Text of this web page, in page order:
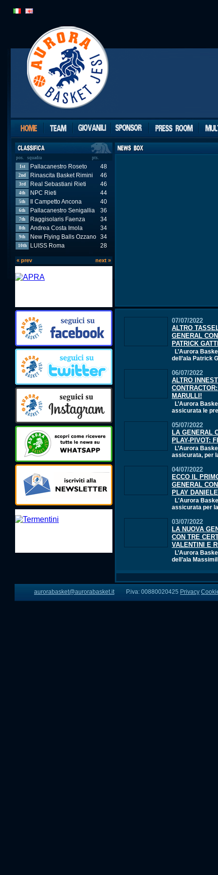
pos. squadra
pts.
1st
Pallacanestro Roseto 48
2nd Rinascita Basket Rimini 46
3rd Real Sebastiani Rieti 46
4th NPC Rieti 44
5th Il Campetto Ancona 40
6th Pallacanestro Senigallia 36
7th Raggisolaris Faenza 34
8th Andrea Costa Imola 34
9th New Flying Balls Ozzano 34
10th LUISS Roma 28
« prev next »
07/07/2022
ALTRO
GENERAL
PATRICK
L’Aurora
dell’ala Patrick
06/07/2022
ALTRO
MARULLI!
L’Aurora
assicurata le
05/07/2022
LA GENERAL
PLAY-PIVOT:
L’Aurora
assicurata, per
04/07/2022
ECCO IL
GENERAL
PLAY
L'Aurora
assicurata per
03/07/2022
LA NUOVA
CON TRE
VALENTINI E
L’Aurora
dell’ala
aurorabasket@aurorabasket.itP.iva: 00880020425 Privacy